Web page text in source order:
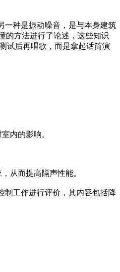
一种是振动噪音，是与本身建筑
的方法进行了论述，这些知识
试后再唱歌，而是拿起话筒演
内的影响。
从而提高隔声性能。
制工作进行评价，其内容包括降